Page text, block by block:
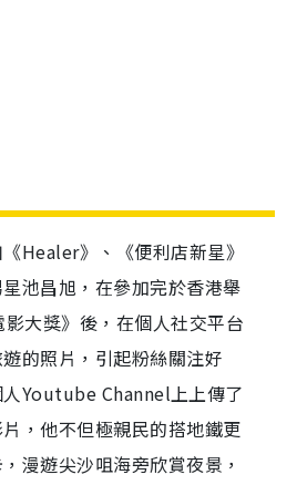
Healer》、《便利店新星》
池昌旭，在參加完於香港舉
大獎》後，在個人社交平台
的照片，引起粉絲關注好
Youtube Channel上上傳了
，他不但極親民的搭地鐵更
漫遊尖沙咀海旁欣賞夜景，